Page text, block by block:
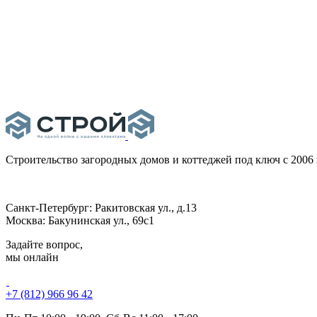
Строительство загородных домов и коттеджей под ключ с 2006
Санкт-Петербург: Ракитовская ул., д.13
Москва: Бакунинская ул., 69с1
Задайте вопрос,
мы онлайн
+7 (812) 966 96 42